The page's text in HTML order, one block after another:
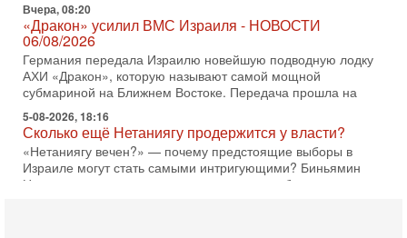
Вчера, 08:20
«Дракон» усилил ВМС Израиля - НОВОСТИ
06/08/2026
Германия передала Израилю новейшую подводную лодку
АХИ «Дракон», которую называют самой мощной
субмариной на Ближнем Востоке. Передача прошла на
5-08-2026, 18:16
Сколько ещё Нетаниягу продержится у власти?
«Нетаниягу вечен?» — почему предстоящие выборы в
Израиле могут стать самыми интригующими? Биньямин
Нетаниягу снова уверенно заявляет, что победа на